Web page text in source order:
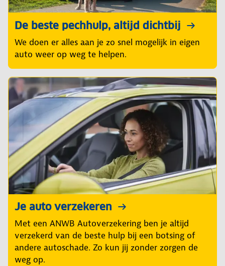
De beste pechhulp, altijd dichtbij
We doen er alles aan je zo snel mogelijk in eigen
auto weer op weg te helpen.
Je auto verzekeren
Met een ANWB Autoverzekering ben je altijd
verzekerd van de beste hulp bij een botsing of
andere autoschade. Zo kun jij zonder zorgen de
weg op.